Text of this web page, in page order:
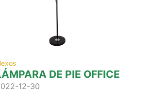
DE PIE OFFICE
12-30